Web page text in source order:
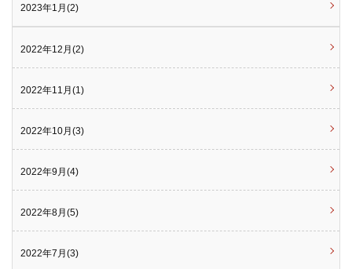
2023年1月(2)
2022年12月(2)
2022年11月(1)
2022年10月(3)
2022年9月(4)
2022年8月(5)
2022年7月(3)